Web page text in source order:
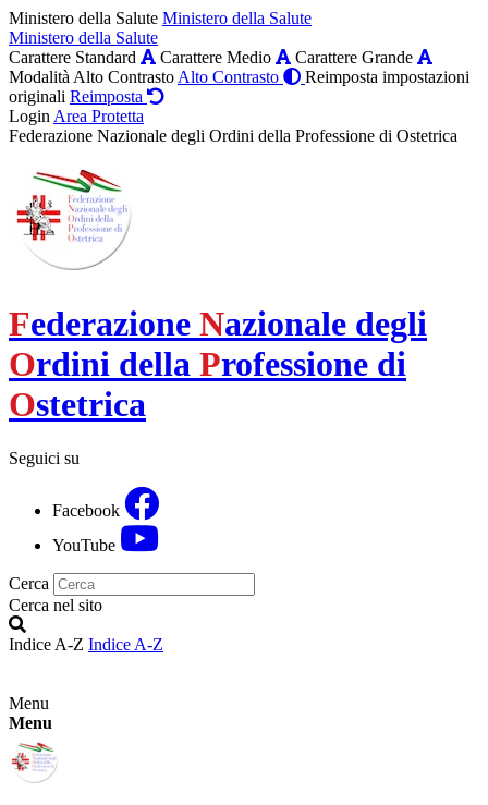
Ministero della Salute Ministero della Salute
Ministero della Salute
Carattere Standard
Carattere Medio
Carattere Grande
Modalità Alto Contrasto Alto Contrasto
Reimposta impostazioni
originali Reimposta
Login Area Protetta
Federazione Nazionale degli Ordini della Professione di Ostetrica
Federazione Nazionale degli
Ordini della Professione di
Ostetrica
Seguici su
Facebook
YouTube
Cerca
Cerca nel sito
Indice A-Z Indice A-Z
Menu
Menu